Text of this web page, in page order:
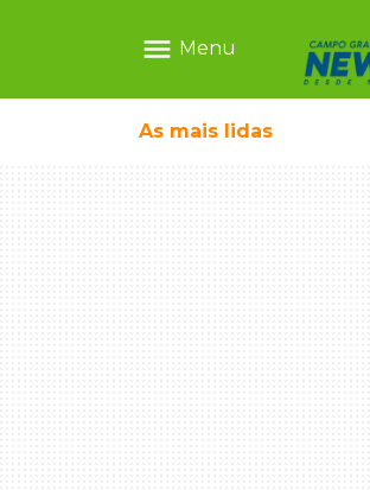
menu Menu
As mais lidas
show gratuito na Feira Central